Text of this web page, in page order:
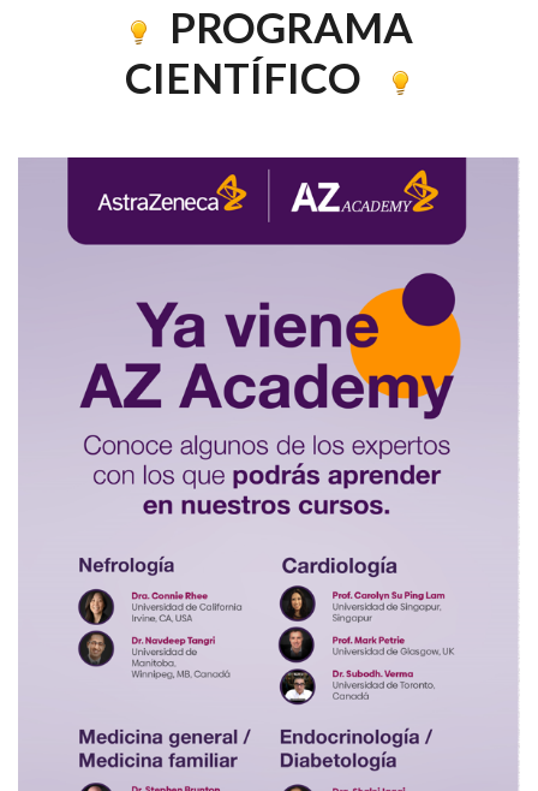
PROGRAMA
CIENTÍFICO